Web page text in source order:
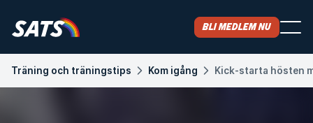
Bli medlem nu
Träning och träningstips Kom igång Kick-starta hösten